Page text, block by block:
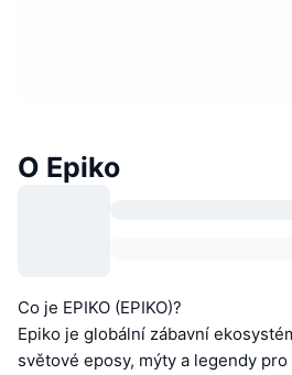
O Epiko
Co je EPIKO (EPIKO)?
Epiko je globální zábavní
světové eposy, mýty a legendy